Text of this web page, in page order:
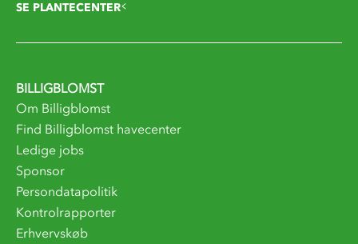
SE PLANTECENTER
BILLIGBLOMST
Om Billigblomst
Find Billigblomst havecenter
Ledige jobs
Sponsor
Persondatapolitik
Kontrolrapporter
Erhvervskøb